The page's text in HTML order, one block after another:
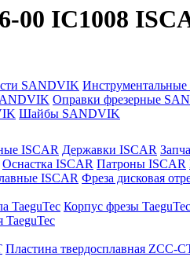
00 IC1008
SANDVIK
Оправки фрезерные
Шайбы SANDVIK
ISCAR Державки ISCAR
Оснастка ISCAR Патроны ISCAR
ISCAR Фреза дисковая
TaeguTec Корпус фрезы TaeguTec
TaeguTec
Пластина твердосплавная ZCC-